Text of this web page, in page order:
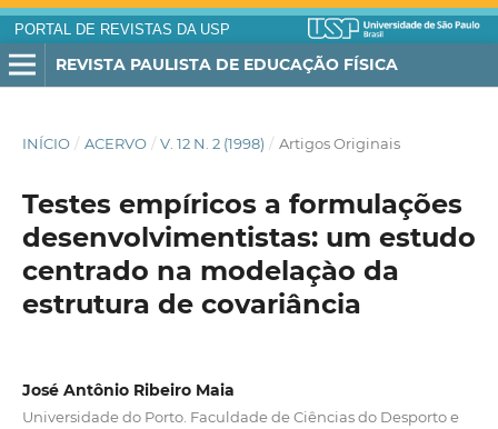
PORTAL DE REVISTAS DA USP
REVISTA PAULISTA DE EDUCAÇÃO FÍSICA
INÍCIO / ACERVO / V. 12 N. 2 (1998) / Artigos Originais
Testes empíricos a formulações
desenvolvimentistas: um estudo
centrado na modelaçào da
estrutura de covariância
José Antônio Ribeiro Maia
Universidade do Porto. Faculdade de Ciências do Desporto e